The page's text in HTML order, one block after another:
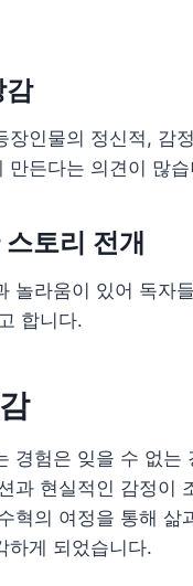
감
장인물의 정신적, 감
만든다는 의견이 많
토리 전개
놀라움이 있어 독자
합니다.
경험은 잊을 수 없는
과 현실적인 감정이
혁의 여정을 통해 삶
하게 되었습니다.